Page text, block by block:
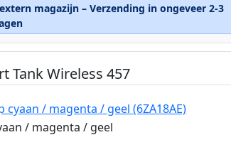
magazijn – Verzending in ongeveer 2-3
Tank Wireless 457
cyaan / magenta / geel (6ZA18AE)
/ magenta / geel